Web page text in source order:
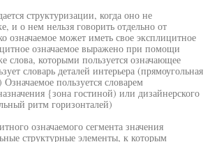
структуризации, когда оно не
и о нем нельзя говорить отдельно от
означаемое может иметь свое эксплицитное
означаемое выражено при помощи
слова, которыми пользуется означающее
словарь деталей интерьера (прямоугольная
пользуется словарем
{зона гостиной) или дизайнерского
ритм горизонталей)
означаемого сегмента значения
структурные элементы, к которым